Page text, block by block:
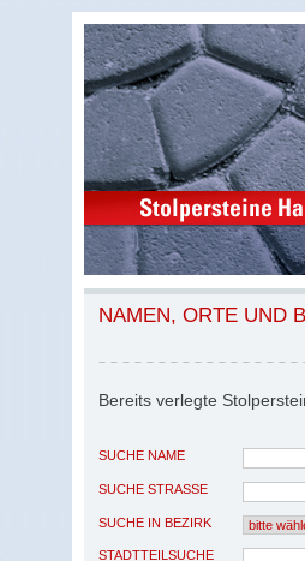
NAMEN, ORTE UND
Bereits verlegte
SUCHE NAME
SUCHE STRASSE
SUCHE IN BEZIRK
STADTTEILSUCHE